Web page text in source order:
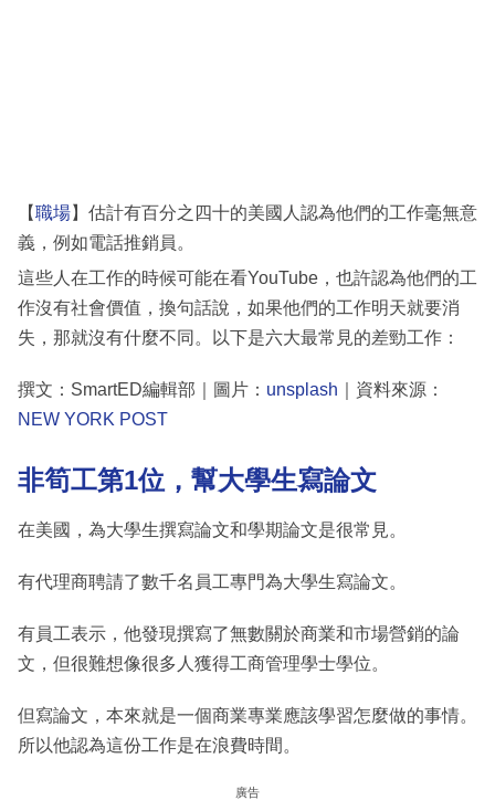
區
【職場】估計有百分之四十的美國人認為他們的工作毫無意
義，例如電話推銷員。
這些人在工作的時候可能在看YouTube，也許認為他們的工
作沒有社會價值，換句話說，如果他們的工作明天就要消
失，那就沒有什麼不同。以下是六大最常見的差勁工作：
撰文：SmartED編輯部｜圖片： unsplash ｜資料來源：
NEW YORK POST
非筍工第1位，幫大學生寫論文
在美國，為大學生撰寫論文和學期論文是很常見。
有代理商聘請了數千名員工專門為大學生寫論文。
有員工表示，他發現撰寫了無數關於商業和市場營銷的論
文，但很難想像很多人獲得工商管理學士學位。
但寫論文，本來就是一個商業專業應該學習怎麼做的事情。
所以他認為這份工作是在浪費時間。
廣告